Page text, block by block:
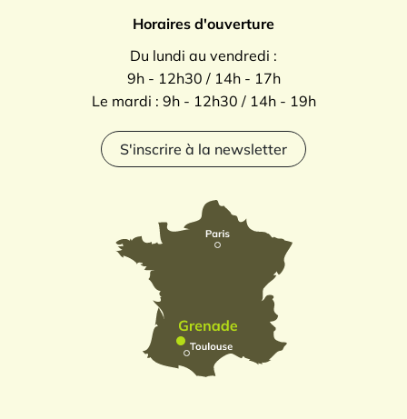
Horaires d'ouverture
Du lundi au vendredi :
9h - 12h30 / 14h - 17h
Le mardi : 9h - 12h30 / 14h - 19h
S'inscrire à la newsletter